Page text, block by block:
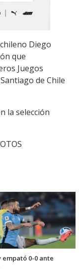
Diego
que
Juegos
de Chile
la selección
empató 0-0 ante